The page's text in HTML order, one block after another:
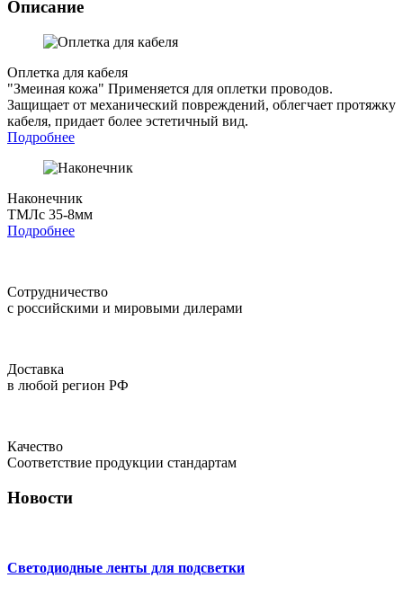
Описание
Оплетка для кабеля
"Змеиная кожа" Применяется для оплетки проводов.
Защищает от механический повреждений, облегчает протяжку
кабеля, придает более эстетичный вид.
Подробнее
Наконечник
ТМЛс 35-8мм
Подробнее
Сотрудничество
с российскими и мировыми дилерами
Доставка
в любой регион РФ
Качество
Соответствие продукции стандартам
Новости
Светодиодные ленты для подсветки